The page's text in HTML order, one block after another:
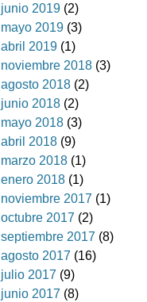
junio 2019 (2)
mayo 2019 (3)
abril 2019 (1)
noviembre 2018 (3)
agosto 2018 (2)
junio 2018 (2)
mayo 2018 (3)
abril 2018 (9)
marzo 2018 (1)
enero 2018 (1)
noviembre 2017 (1)
octubre 2017 (2)
septiembre 2017 (8)
agosto 2017 (16)
julio 2017 (9)
junio 2017 (8)